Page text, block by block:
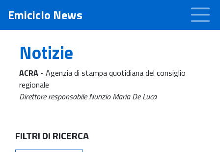
Emiciclo News
Notizie
ACRA - Agenzia di stampa quotidiana del consiglio
regionale
Direttore responsabile Nunzio Maria De Luca
FILTRI DI RICERCA